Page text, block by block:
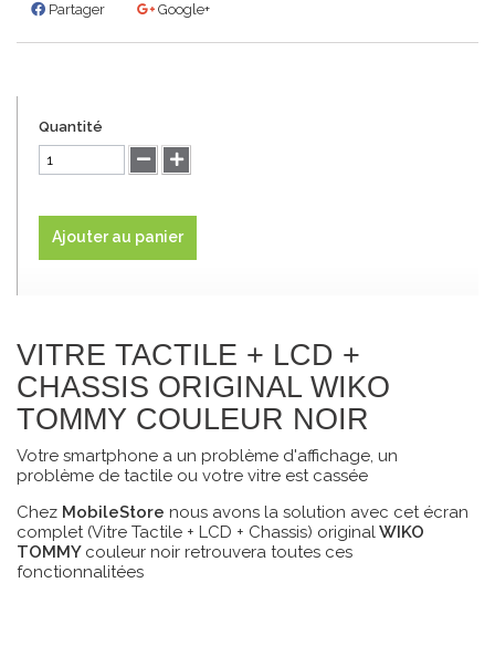
Partager Google+
Quantité
Ajouter au panier
VITRE TACTILE + LCD +
CHASSIS ORIGINAL WIKO
TOMMY COULEUR NOIR
Votre smartphone a un problème d'affichage, un
problème de tactile ou votre vitre est cassée
Chez MobileStore nous avons la solution avec cet écran
complet (Vitre Tactile + LCD + Chassis) originalWIKO
TOMMY couleur noir retrouvera toutes ces
fonctionnalitées